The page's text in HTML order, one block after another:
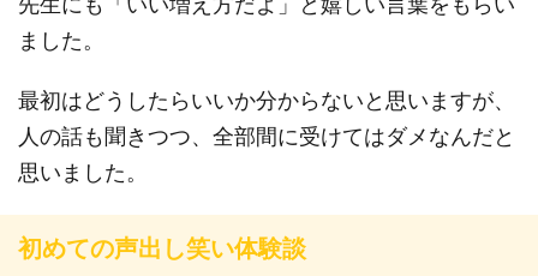
ました。
最初はどうしたらいいか分からないと思いますが、
人の話も聞きつつ、全部間に受けてはダメなんだと
思いました。
初めての声出し笑い体験談